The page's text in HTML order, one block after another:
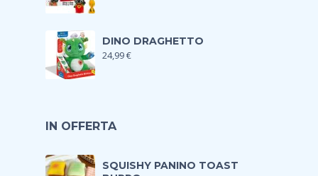
DINO DRAGHETTO
24,99€
IN OFFERTA
SQUISHY PANINO TOAST